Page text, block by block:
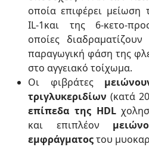
οποία επιφέρει μείωση
IL-1και της 6-κετο-
οποίες
παραγωγική φάση της
στο αγγειακό τοίχωμα.
Οι φιβράτες
τριγλυκεριδίων (κατά
επίπεδα της HDL
και επιπλέον
εμφράγματοςτου